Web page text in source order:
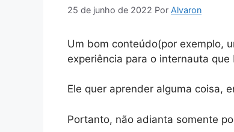
25 de junho de 2022 Por Alvaron
Um bom conteúdo(por exemplo,
experiência para o internauta que
Ele quer aprender alguma coisa,
Portanto, não adianta somente